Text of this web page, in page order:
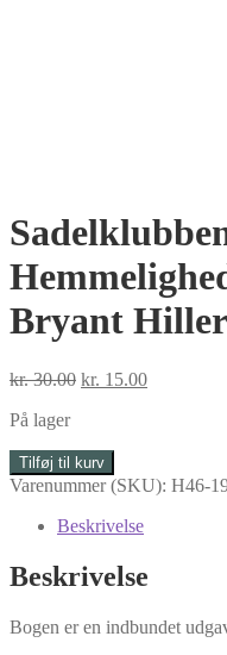
Bryant Hiller
kr.30.00 Den
kr. 30.00.
kr. 15.00Den
På lager
Sadelklubben
5
Hemmeligheder
Bonnie
Bryant
antal
Tilføj til kurv
Varenummer (SKU): H46-
Beskrivelse
Beskrivelse
Bogen er en indbundet